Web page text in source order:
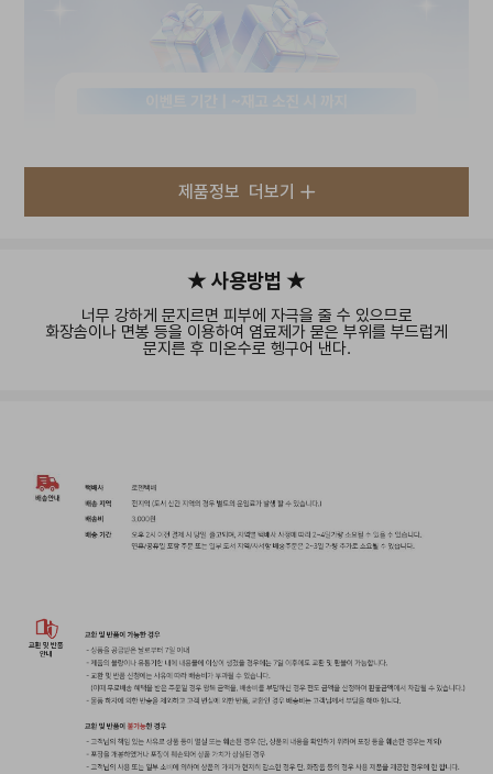
주문 결제 고객께 드리는 사은품 증정 이벤트!
한정수량으로 준비한 사은품 이벤트
놓치지마세요!
2026년 7월29일 ~ 재고 소진 시 까지
제품정보 더보기
★ 사용방법 ★
너무 강하게 문지르면 피부에 자극을 줄 수 있으므로
화장솜이나 면봉 등을 이용하여 염료제가 묻은 부위를 부드럽게
문지른 후 미온수로 헹구어 낸다.